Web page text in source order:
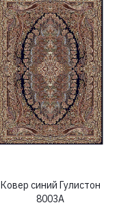
Ковер синий Гулистон
8003A